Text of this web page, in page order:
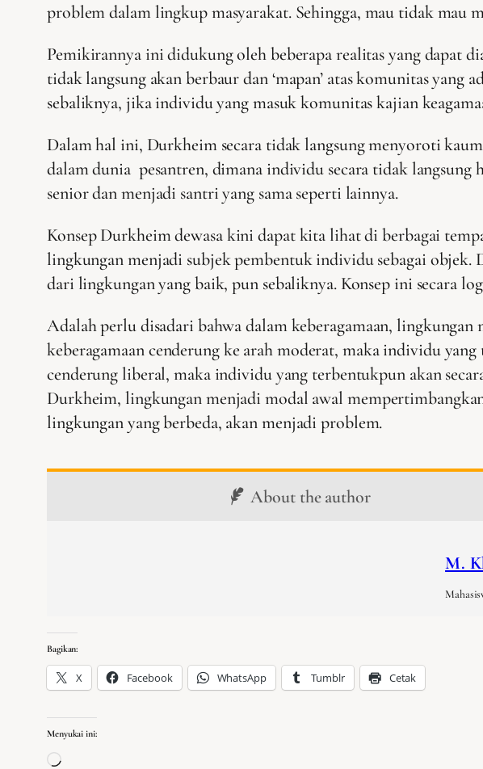
problem dalam lingkup masyarakat. Sehingga, mau tidak mau
Pemikirannya ini didukung oleh beberapa realitas yang dapat
tidak langsung akan berbaur dan ‘mapan’ atas komunitas
sebaliknya, jika individu yang masuk komunitas kajian
Dalam hal ini, Durkheim secara tidak langsung menyoroti
dalam dunia pesantren, dimana individu secara tidak langsung
senior dan menjadi santri yang sama seperti lainnya.
Konsep Durkheim dewasa kini dapat kita lihat di berbagai
lingkungan menjadi subjek pembentuk individu sebagai
dari lingkungan yang baik, pun sebaliknya. Konsep ini secara
Adalah perlu disadari bahwa dalam keberagamaan,
keberagamaan cenderung ke arah moderat, maka individu
cenderung liberal, maka individu yang terbentukpun akan
Durkheim, lingkungan menjadi modal awal
lingkungan yang berbeda, akan menjadi problem.
About the author
M.
Bagikan:
X Facebook WhatsApp Tumblr Cetak
Menyukai ini:
Memuat…